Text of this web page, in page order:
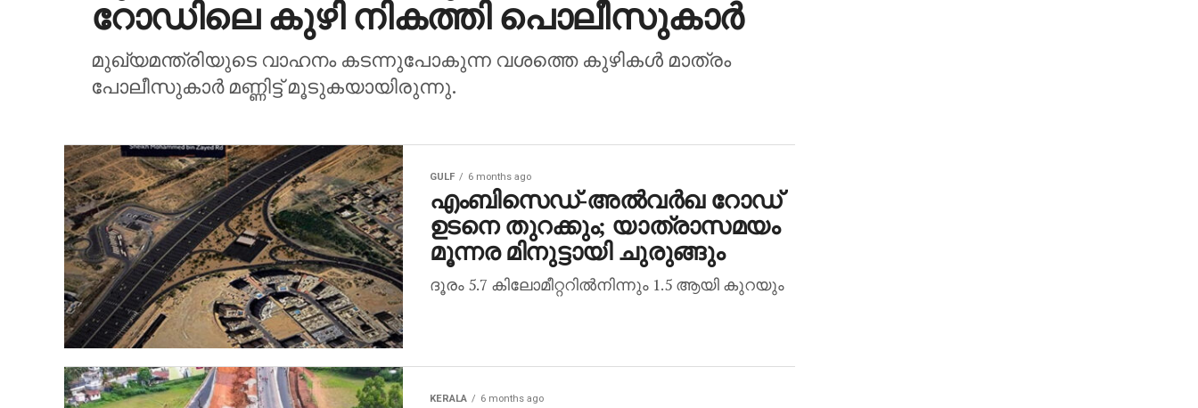
റോഡിലെ കുഴി നികത്തി പൊലീസുകാര്‍
മുഖ്യമന്ത്രിയുടെ വാഹനം കടന്നുപോകുന്ന വശത്തെ കുഴികൾ മാത്രം
പോലീസുകാർ മണ്ണിട്ട് മൂടുകയായിരുന്നു.
GULF 6 months ago
എംബിസെഡ്-അല്‍വര്‍ഖ റോഡ്
ഉടനെ തുറക്കും; യാത്രാസമയം
മൂന്നര മിനുട്ടായി ചുരുങ്ങും
ദൂരം 5.7 കിലോമീറ്ററില്‍നിന്നും 1.5 ആയി കുറയും
KERALA 6 months ago